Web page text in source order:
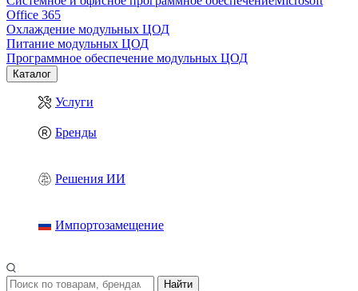
Office 365
Охлаждение модульных ЦОД
Питание модульных ЦОД
Программное обеспечение модульных ЦОД
Каталог
Услуги
Бренды
Решения ИИ
Импортозамещение
Найти